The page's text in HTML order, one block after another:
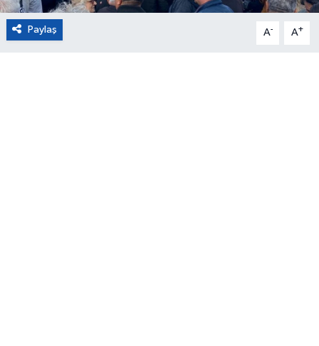
Paylaş A- A+
Sivil Toplum